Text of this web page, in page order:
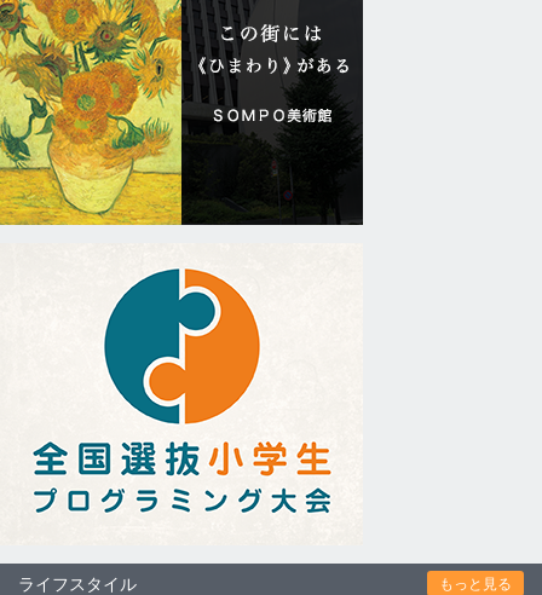
ライフスタイル もっと見る